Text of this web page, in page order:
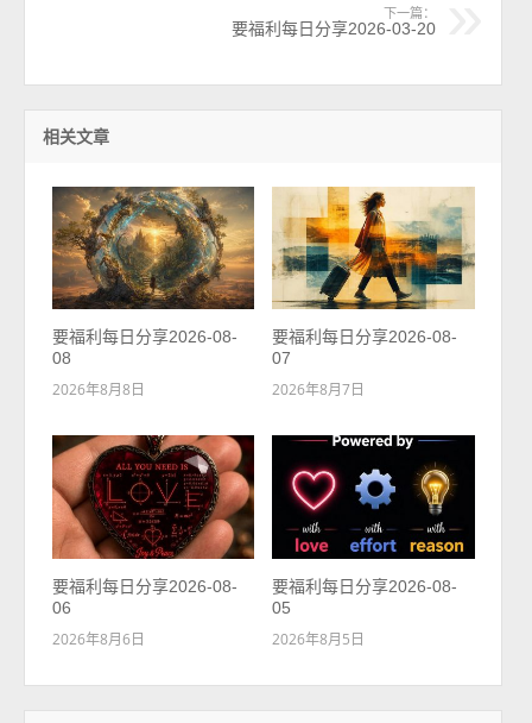
下一篇：
要福利每日分享2026-03-20
相关文章
要福利每日分享2026-08-
08
2026年8月8日
要福利每日分享2026-08-
07
2026年8月7日
要福利每日分享2026-08-
06
2026年8月6日
要福利每日分享2026-08-
05
2026年8月5日